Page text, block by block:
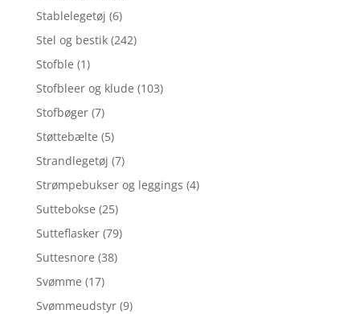
Stablelegetøj (6)
Stel og bestik (242)
Stofble (1)
Stofbleer og klude (103)
Stofbøger (7)
Støttebælte (5)
Strandlegetøj (7)
Strømpebukser og leggings (4)
Suttebokse (25)
Sutteflasker (79)
Suttesnore (38)
Svømme (17)
Svømmeudstyr (9)